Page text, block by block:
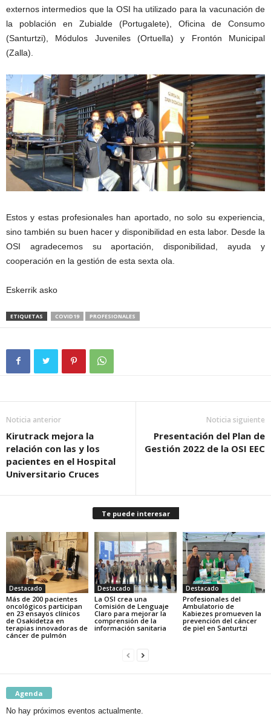
externos intermedios que la OSI ha utilizado para la vacunación de
la población en Zubialde (Portugalete), Oficina de Consumo
(Santurtzi), Módulos Juveniles (Ortuella) y Frontón Municipal
(Zalla).
Estos y estas profesionales han aportado, no solo su experiencia,
sino también su buen hacer y disponibilidad en esta labor. Desde la
OSI agradecemos su aportación, disponibilidad, ayuda y
cooperación en la gestión de esta sexta ola.
Eskerrik asko
ETIQUETAS COVID19 PROFESIONALES
Noticia anterior
Kirutrack mejora la
relación con las y los
pacientes en el Hospital
Universitario Cruces
Noticia siguiente
Presentación del Plan de
Gestión 2022 de la OSI EEC
Te puede interesar
Destacado
Más de 200 pacientes
oncológicos participan
en 23 ensayos clínicos
de Osakidetza en
terapias innovadoras de
cáncer de pulmón
Destacado
La OSI crea una
Comisión de Lenguaje
Claro para mejorar la
comprensión de la
información sanitaria
Destacado
Profesionales del
Ambulatorio de
Kabiezes promueven la
prevención del cáncer
de piel en Santurtzi
Agenda
No hay próximos eventos actualmente.